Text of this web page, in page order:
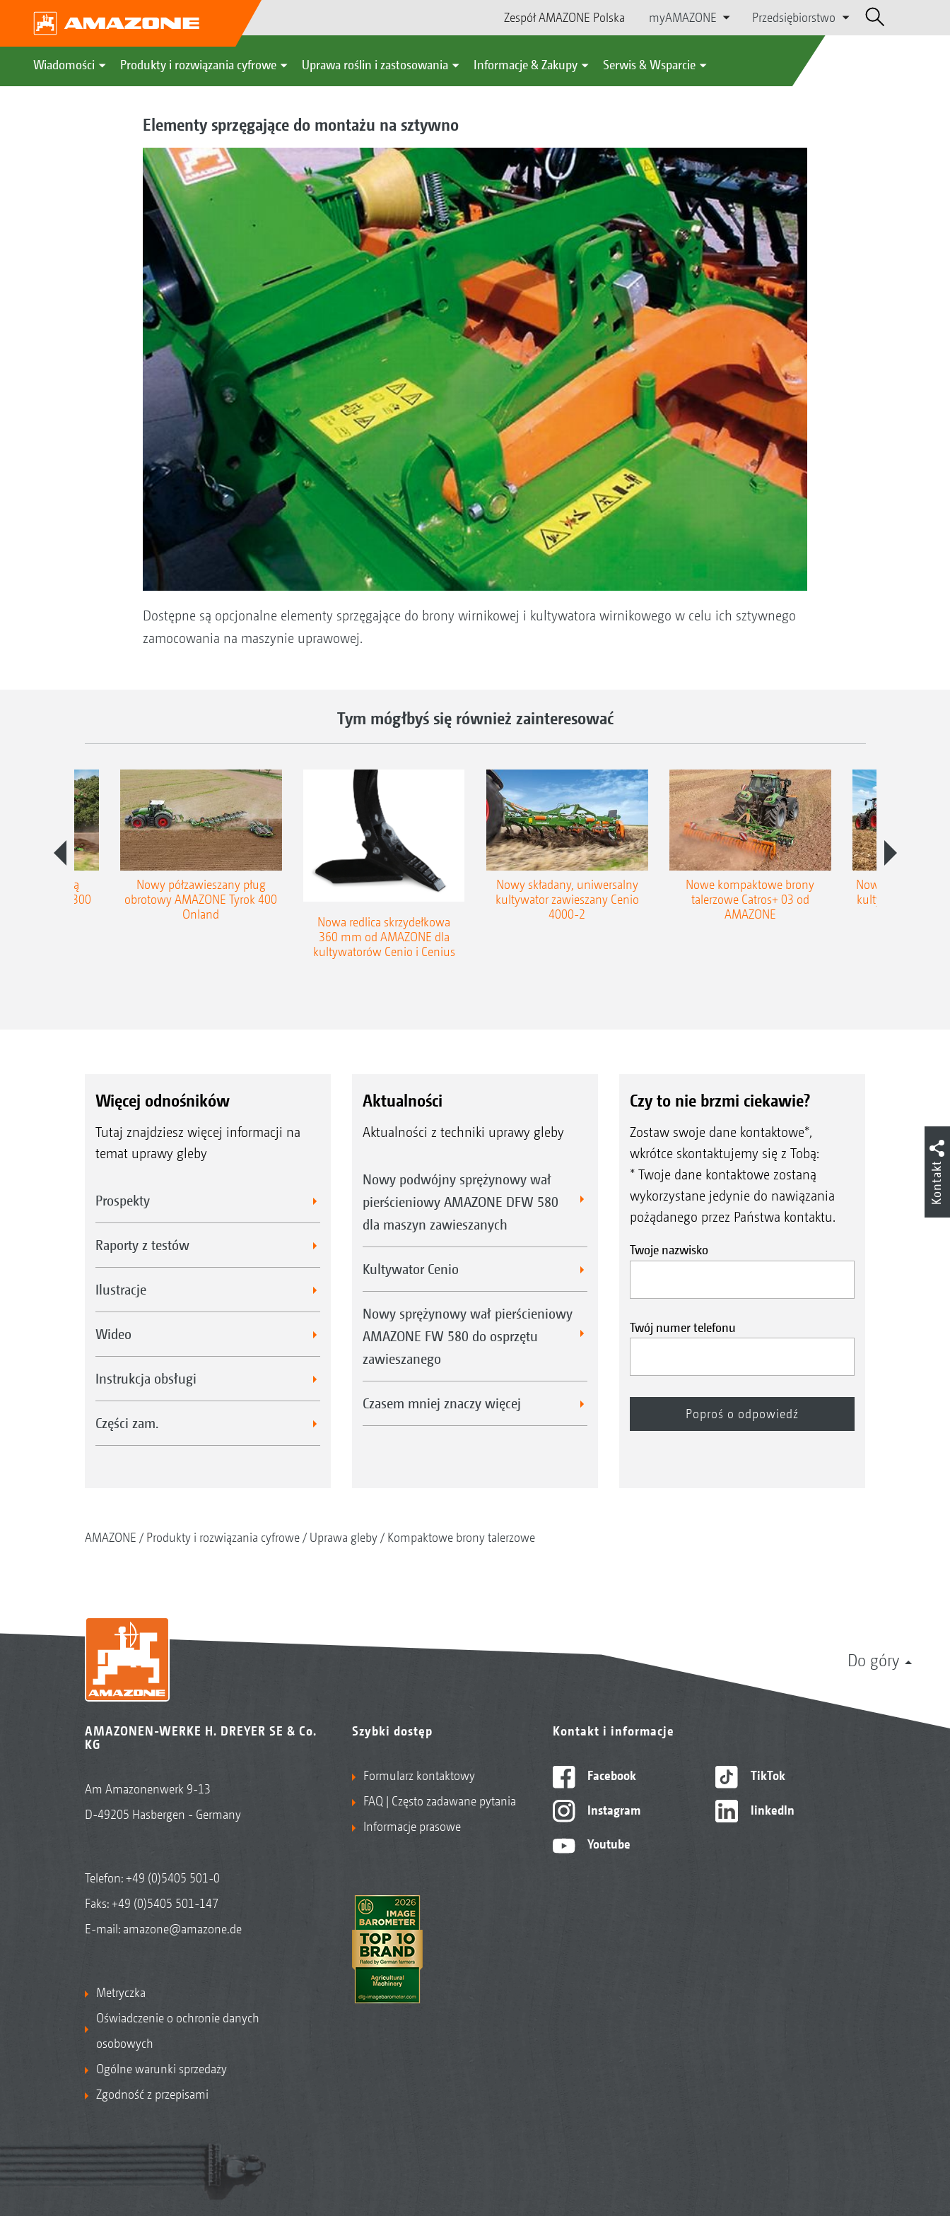
Zespół AMAZONE Polska myAMAZONE Przedsiębiorstwo
Wiadomości Produkty i rozwiązania cyfrowe Uprawa roślin i zastosowania Informacje & Zakupy Serwis & Wsparcie
Elementy sprzęgające do montażu na sztywno
Dostępne są opcjonalne elementy sprzęgające do brony wirnikowej i kultywatora wirnikowego w celu ich sztywnego
zamocowania na maszynie uprawowej.
Tym mógłbyś się również zainteresować
ze stopniową
Teres 300
Nowy półzawieszany pług
obrotowy AMAZONE Tyrok 400
Onland
Nowa redlica skrzydełkowa
360 mm od AMAZONE dla
kultywatorów Cenio i Cenius
Nowy składany, uniwersalny
kultywator zawieszany Cenio
4000-2
Nowe kompaktowe brony
talerzowe Catros+ 03 od
AMAZONE
Nowy zagarniacz
kultywatora do
Więcej odnośników
Tutaj znajdziesz więcej informacji na
temat uprawy gleby
Prospekty
Raporty z testów
Ilustracje
Wideo
Instrukcja obsługi
Części zam.
Aktualności
Aktualności z techniki uprawy gleby
Nowy podwójny sprężynowy wał
pierścieniowy AMAZONE DFW 580
dla maszyn zawieszanych
Kultywator Cenio
Nowy sprężynowy wał pierścieniowy
AMAZONE FW 580 do osprzętu
zawieszanego
Czasem mniej znaczy więcej
Czy to nie brzmi ciekawie?
Zostaw swoje dane kontaktowe*,
wkrótce skontaktujemy się z Tobą:
* Twoje dane kontaktowe zostaną
wykorzystane jedynie do nawiązania
pożądanego przez Państwa kontaktu.
Twoje nazwisko
Twój numer telefonu
AMAZONE Produkty i rozwiązania cyfrowe Uprawa gleby Kompaktowe brony talerzowe
Do góry
AMAZONEN-WERKE H. DREYER SE & Co.
KG
Am Amazonenwerk 9-13
D-49205 Hasbergen - Germany
Telefon:+49 (0)5405 501-0
Faks: +49 (0)5405 501-147
E-mail: amazone@amazone.de
Metryczka
Oświadczenie o ochronie danych
osobowych
Ogólne warunki sprzedaży
Zgodność z przepisami
Szybki dostęp
Formularz kontaktowy
FAQ | Często zadawane pytania
Informacje prasowe
Kontakt i informacje
Facebook
Instagram
Youtube
TikTok
linkedIn
Kontakt